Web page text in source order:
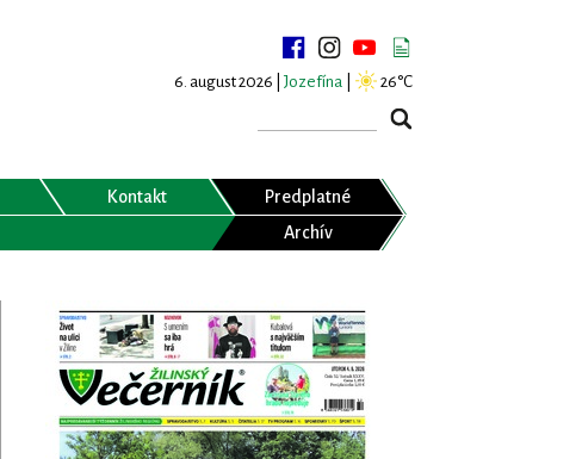
6. august 2026 | Jozefína 26°C
Kontakt
Predplatné
Archív